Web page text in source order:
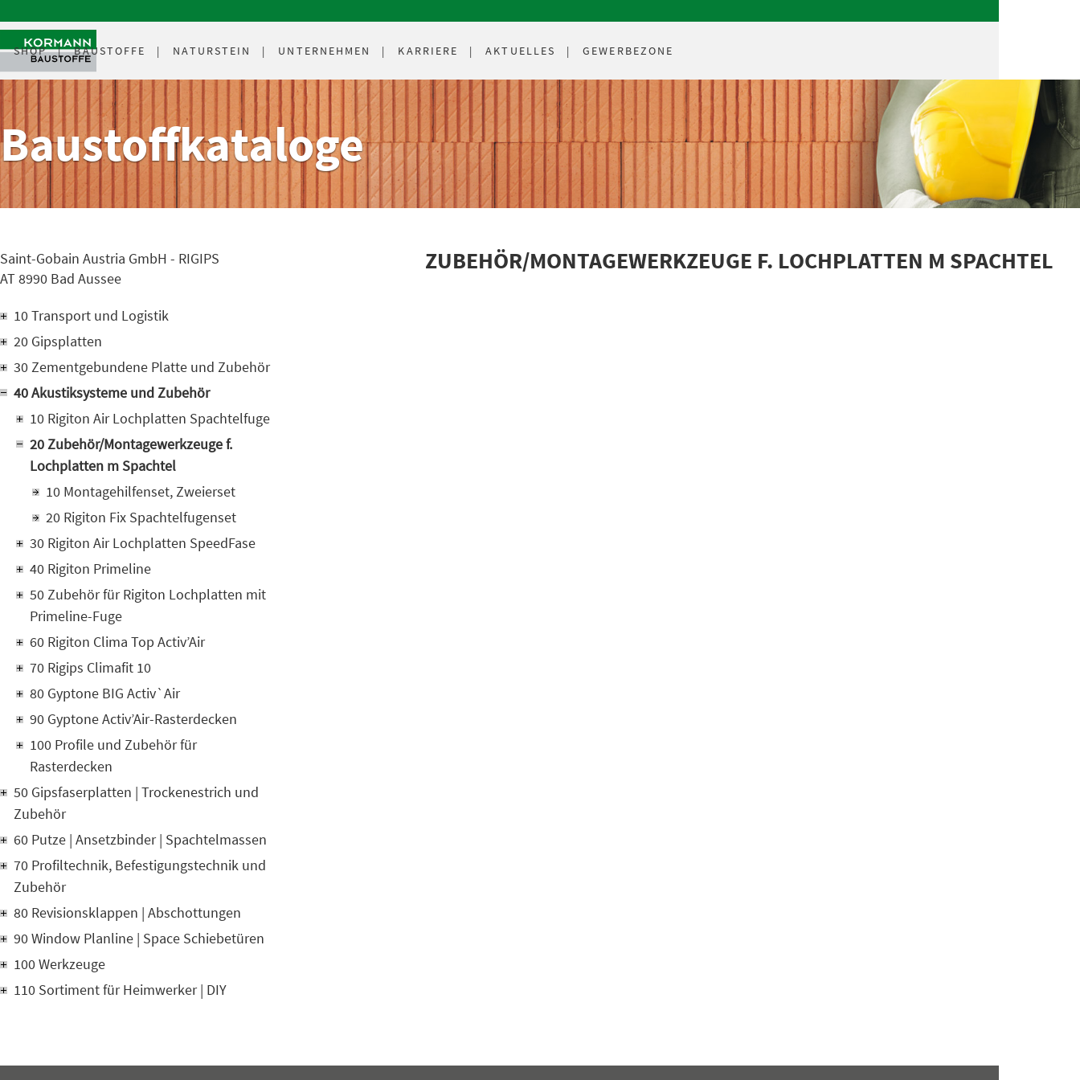
SHOP BAUSTOFFE NATURSTEIN UNTERNEHMEN KARRIERE AKTUELLES GEWERBEZONE
Baustoffkataloge
Saint-Gobain Austria GmbH - RIGIPS
AT 8990 Bad Aussee
10 Transport und Logistik
20 Gipsplatten
30 Zementgebundene Platte und Zubehör
40 Akustiksysteme und Zubehör
10 Rigiton Air Lochplatten Spachtelfuge
20 Zubehör/Montagewerkzeuge f.
Lochplatten m Spachtel
10 Montagehilfenset, Zweierset
20 Rigiton Fix Spachtelfugenset
30 Rigiton Air Lochplatten SpeedFase
40 Rigiton Primeline
50 Zubehör für Rigiton Lochplatten mit
Primeline-Fuge
60 Rigiton Clima Top Activ’Air
70 Rigips Climafit 10
80 Gyptone BIG Activ`Air
90 Gyptone Activ’Air-Rasterdecken
100 Profile und Zubehör für
Rasterdecken
50 Gipsfaserplatten | Trockenestrich und
Zubehör
60 Putze | Ansetzbinder | Spachtelmassen
70 Profiltechnik, Befestigungstechnik und
Zubehör
80 Revisionsklappen | Abschottungen
90 Window Planline | Space Schiebetüren
100 Werkzeuge
110 Sortiment für Heimwerker | DIY
ZUBEHÖR/MONTAGEWERKZEUGE F. LOCHPLATTEN M SPACHTEL